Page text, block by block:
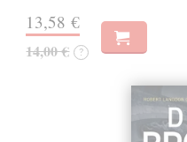
13,58 €
14,00 € ?